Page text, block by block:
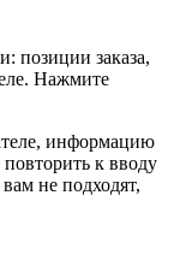
позиции заказа,
Нажмите
информацию
к вводу
не подходят,